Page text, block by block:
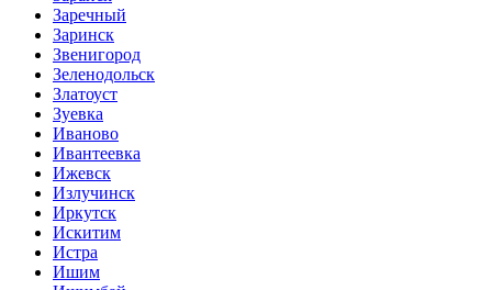
Заречный
Заринск
Звенигород
Зеленодольск
Златоуст
Зуевка
Иваново
Ивантеевка
Ижевск
Излучинск
Иркутск
Искитим
Истра
Ишим